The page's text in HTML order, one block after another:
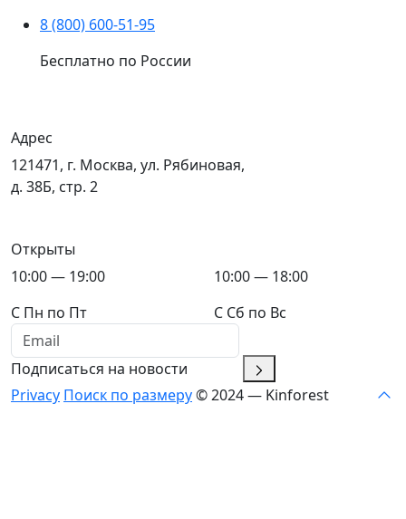
8 (800) 600-51-95
Бесплатно по России
Адрес
121471, г. Москва, ул. Рябиновая,
д. 38Б, стр. 2
Открыты
10:00 — 19:00
C Пн по Пт
10:00 — 18:00
C Сб по Вс
Подписаться на новости
Privacy Поиск по размеру© 2024 — Kinforest